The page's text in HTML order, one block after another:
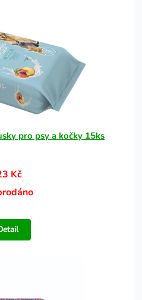
pro psy a kočky 15ks
Kč